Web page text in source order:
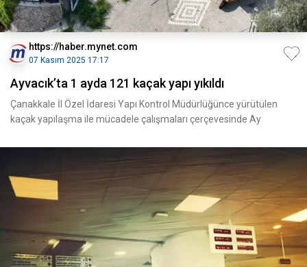
https://haber.mynet.com
07 Kasım 2025 17:17
Ayvacık’ta 1 ayda 121 kaçak yapı yıkıldı
Çanakkale İl Özel İdaresi Yapı Kontrol Müdürlüğünce yürütülen
kaçak yapılaşma ile mücadele çalışmaları çerçevesinde Ay